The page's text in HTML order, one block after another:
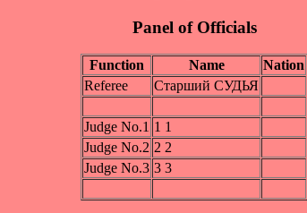
Panel of Officials
Function Name
Nation
Referee
Старший СУДЬЯ
Judge No.1 1 1
Judge No.2 2 2
Judge No.3 3 3